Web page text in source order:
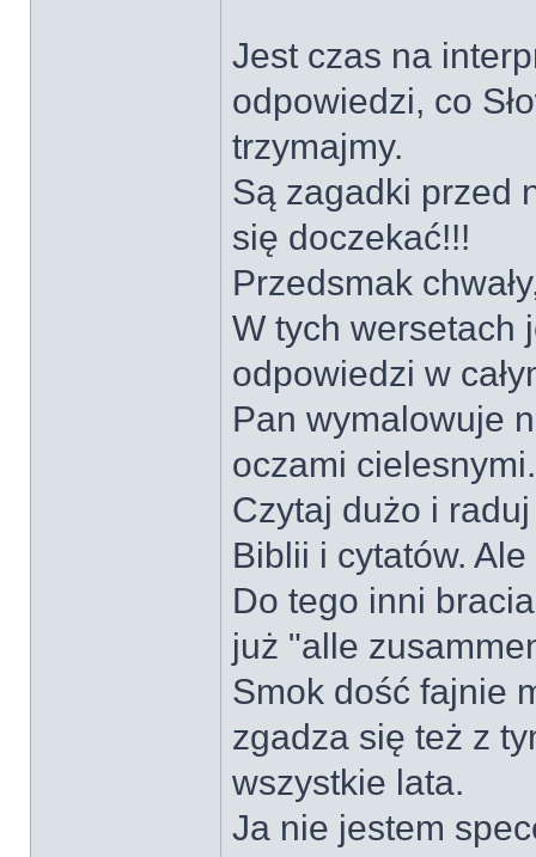
Jest czas na
odpowiedzi, co
trzymajmy.
Są zagadki przed
się doczekać!!!
Przedsmak
W tych wersetach
odpowiedzi w
Pan wymalowuje
oczami cielesnymi.
Czytaj dużo i
Biblii i cytatów.
Do tego inni
już "alle
Smok dość fajnie
zgadza się też z
wszystkie lata.
Ja nie jestem